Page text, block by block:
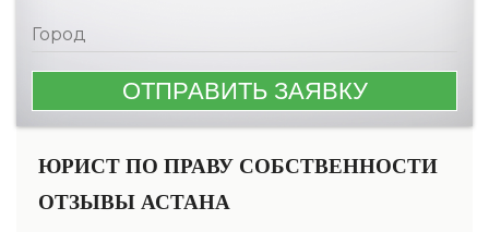
ЮРИСТ ПО ПРАВУ СОБСТВЕННОСТИ
ОТЗЫВЫ АСТАНА